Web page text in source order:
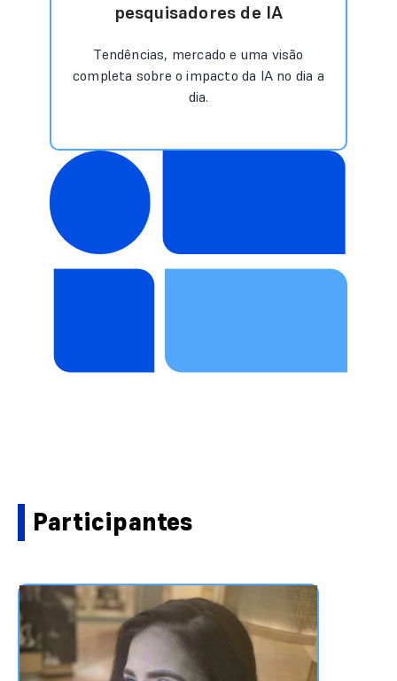
pesquisadores de IA
Tendências, mercado e uma visão
completa sobre o impacto da IA no dia a
dia.
Participantes